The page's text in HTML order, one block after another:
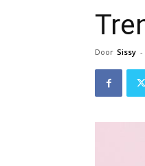
Door Sissy -